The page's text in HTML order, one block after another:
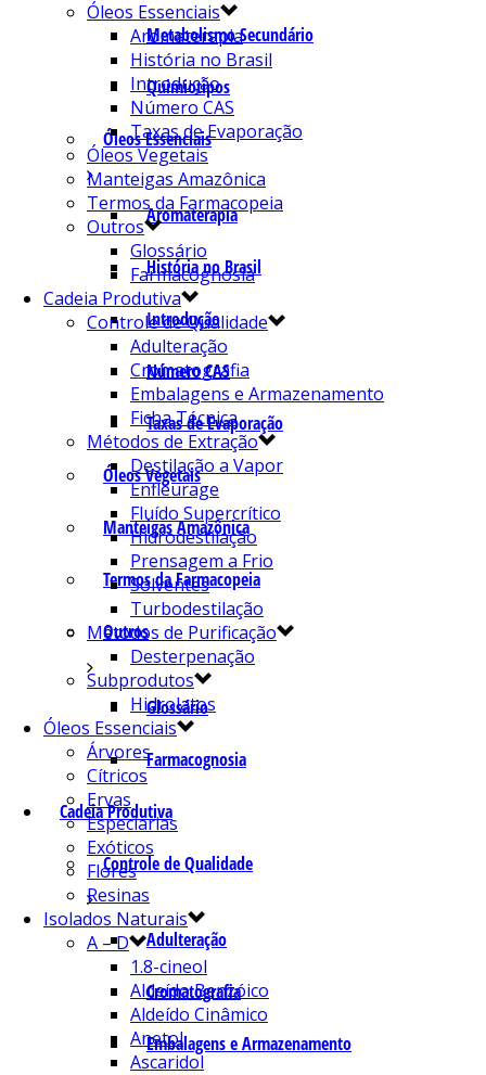
Metabolismo Secundário
Quimiotipos
Óleos Essenciais
Aromaterapia
História no Brasil
Introdução
Número CAS
Taxas de Evaporação
Óleos Vegetais
Manteigas Amazônica
Termos da Farmacopeia
Outros
Glossário
Farmacognosia
Cadeia Produtiva
Controle de Qualidade
Adulteração
Cromatografia
Embalagens e Armazenamento
Óleos Essenciais
Aromaterapia
História no Brasil
Introdução
Número CAS
Taxas de Evaporação
Óleos Vegetais
Manteigas Amazônica
Termos da Farmacopeia
Outros
Glossário
Farmacognosia
Cadeia Produtiva
Controle de Qualidade
Adulteração
Cromatografia
Embalagens e Armazenamento
Ficha Técnica
Métodos de Extração
Destilação a Vapor
Enfleurage
Fluído Supercrítico
Hidrodestilação
Prensagem a Frio
Solventes
Turbodestilação
Métodos de Purificação
Desterpenação
Subprodutos
Hidrolatos
Óleos Essenciais
Árvores
Cítricos
Ervas
Especiarias
Exóticos
Flores
Resinas
Isolados Naturais
A – D
1.8-cineol
Aldeído Benzóico
Aldeído Cinâmico
Anetol
Ascaridol